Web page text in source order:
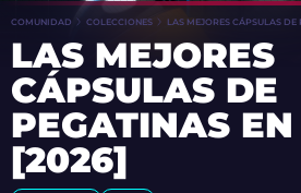
COMUNIDAD COLECCIONES LAS MEJORES CÁPSULAS
LAS MEJORES
CÁPSULAS DE
PEGATINAS EN
[2026]